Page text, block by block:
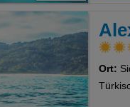
Ort: